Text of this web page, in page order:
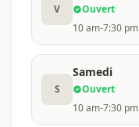
V
Ouvert
10 am-7:30 pm
S
Samedi
Ouvert
10 am-7:30 pm